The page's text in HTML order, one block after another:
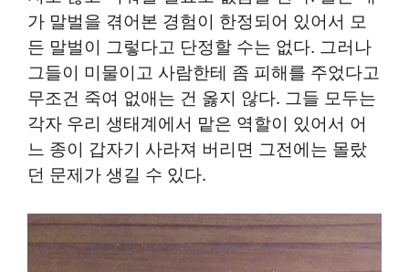
가 말벌을 겪어본 경험이 한정되어 있어서 모
든 말벌이 그렇다고 단정할 수는 없다. 그러나
그들이 미물이고 사람한테 좀 피해를 주었다고
무조건 죽여 없애는 건 옳지 않다. 그들 모두는
각자 우리 생태계에서 맡은 역할이 있어서 어
느 종이 갑자기 사라져 버리면 그전에는 몰랐
던 문제가 생길 수 있다.